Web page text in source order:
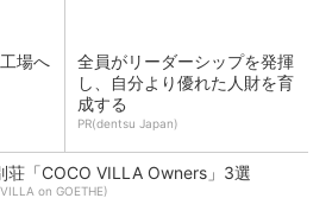
場へ
全員がリーダーシップを発揮
し、自分より優れた人財を育
成する
PR(dentsu Japan)
荘「COCO VILLA Owners」3選
on GOETHE)